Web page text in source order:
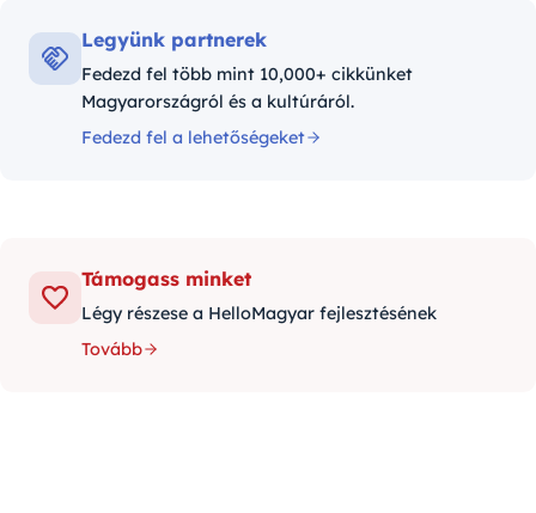
Legyünk partnerek
Fedezd fel több mint 10,000+ cikkünket
Magyarországról és a kultúráról.
Fedezd fel a lehetőségeket
Támogass minket
Légy részese a HelloMagyar fejlesztésének
Tovább